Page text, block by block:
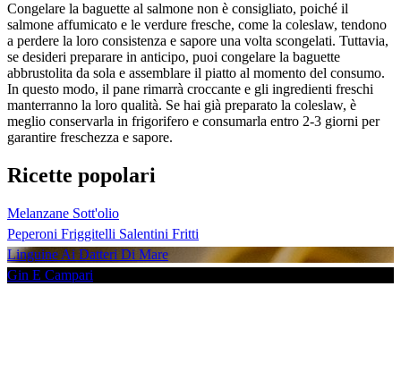
Congelare la baguette al salmone non è consigliato, poiché il
salmone affumicato e le verdure fresche, come la coleslaw, tendono
a perdere la loro consistenza e sapore una volta scongelati. Tuttavia,
se desideri preparare in anticipo, puoi congelare la baguette
abbrustolita da sola e assemblare il piatto al momento del consumo.
In questo modo, il pane rimarrà croccante e gli ingredienti freschi
manterranno la loro qualità. Se hai già preparato la coleslaw, è
meglio conservarla in frigorifero e consumarla entro 2-3 giorni per
garantire freschezza e sapore.
Ricette popolari
Melanzane Sott'olio
Peperoni Friggitelli Salentini Fritti
Linguine Ai Datteri Di Mare
Gin E Campari